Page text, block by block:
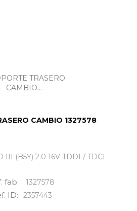
CAMBIO 1327578
III (B5Y) 2.0 16V TDDI / TDCI
fab: 1327578
ID: 2357443